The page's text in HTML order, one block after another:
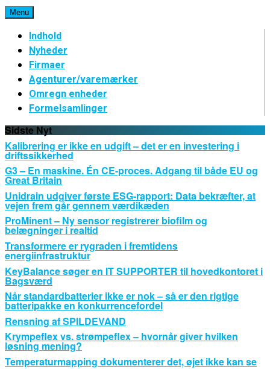
Spring
til
indhold
Menu
Indhold
Nyheder
Firmaer
Agenturer/varemærker
Omregn enheder
Formelsamlinger
Sidste Nyt
Kalibrering er ikke en udgift – det er en investering i
driftssikkerhed
G3 – En maskine. Én CE-proces. Adgang til både EU og
Great Britain
Unidrain udgiver første ESG-rapport: Data bekræfter, at
vejen frem går gennem værdikæden
ProMinent – Ny sensor registrerer biofilm og
belægninger i realtid
Transformere er rygraden i fremtidens
energiinfrastruktur
KeyBalance søger en IT SUPPORTER til hovedkontoret i
Bagsværd
Når standardbatterier ikke er nok – så er den rigtige
batteripakke en konkurrencefordel
Rensning af SPILDEVAND
Krympeflex vs. strømpeflex – hvornår giver hvilken
løsning mening?
Temperaturmapping dokumenterer det, øjet ikke kan se